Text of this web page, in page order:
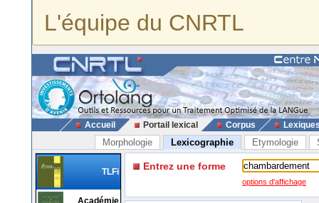
L'équipe du CNRTL
Accueil Portail lexical Corpus
Morphologie Lexicographie Etymologie
TLFi
Académie
Entrez une forme
options d'affichage